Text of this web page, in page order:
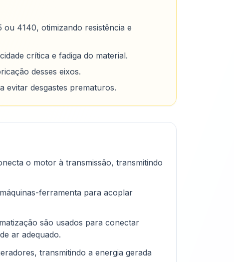
ou 4140, otimizando resistência e
crítica e fadiga do material.
desses eixos.
evitar desgastes prematuros.
o motor à transmissão, transmitindo
ferramenta para acoplar
são usados para conectar
ar adequado.
transmitindo a energia gerada